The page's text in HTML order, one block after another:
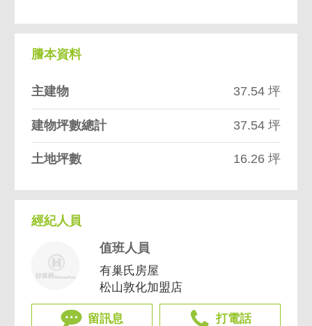
謄本資料
主建物 37.54 坪
建物坪數總計 37.54 坪
土地坪數 16.26 坪
經紀人員
值班人員
有巢氏房屋
松山敦化加盟店
留訊息 打電話